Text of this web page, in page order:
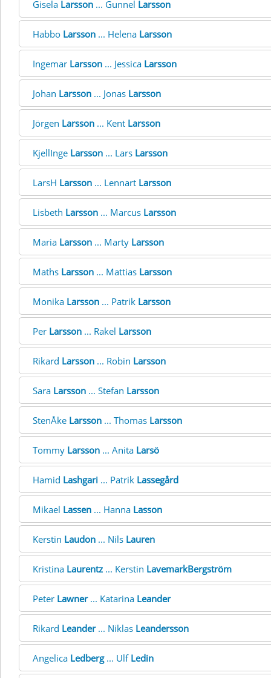
Gisela Larsson ... Gunnel Larsson
Habbo Larsson ... Helena Larsson
Ingemar Larsson ... Jessica Larsson
Johan Larsson ... Jonas Larsson
Jörgen Larsson ... Kent Larsson
KjellInge Larsson ... Lars Larsson
LarsH Larsson ... Lennart Larsson
Lisbeth Larsson ... Marcus Larsson
Maria Larsson ... Marty Larsson
Maths Larsson ... Mattias Larsson
Monika Larsson ... Patrik Larsson
Per Larsson ... Rakel Larsson
Rikard Larsson ... Robin Larsson
Sara Larsson ... Stefan Larsson
StenÅke Larsson ... Thomas Larsson
Tommy Larsson ... Anita Larsö
Hamid Lashgari ... Patrik Lassegård
Mikael Lassen ... Hanna Lasson
Kerstin Laudon ... Nils Lauren
Kristina Laurentz ... Kerstin LavemarkBergström
Peter Lawner... Katarina Leander
Rikard Leander... Niklas Leandersson
Angelica Ledberg... Ulf Ledin